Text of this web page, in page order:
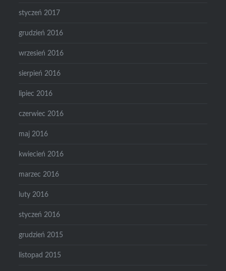
styczeń 2017
grudzień 2016
wrzesień 2016
sierpień 2016
lipiec 2016
czerwiec 2016
maj 2016
kwiecień 2016
marzec 2016
luty 2016
styczeń 2016
grudzień 2015
listopad 2015